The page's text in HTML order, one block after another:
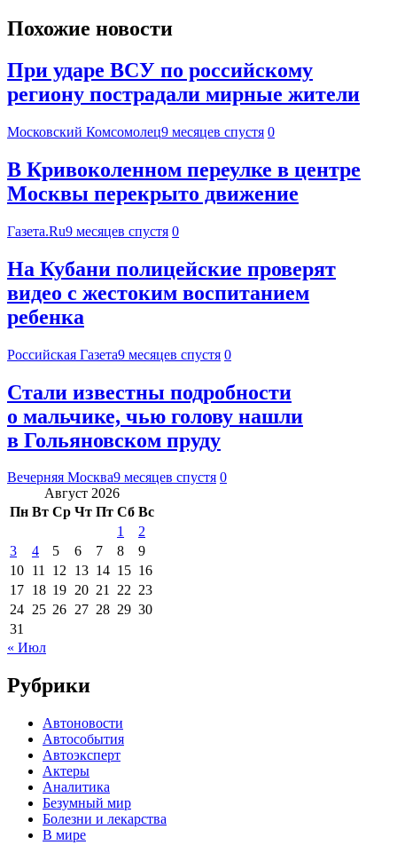
Похожие новости
При ударе ВСУ по российскому
региону пострадали мирные жители
Московский Комсомолец9 месяцев спустя 0
В Кривоколенном переулке в центре
Москвы перекрыто движение
Газета.Ru9 месяцев спустя 0
На Кубани полицейские проверят
видео с жестоким воспитанием
ребенка
Российская Газета9 месяцев спустя 0
Стали известны подробности
о мальчике, чью голову нашли
в Гольяновском пруду
Вечерняя Москва9 месяцев спустя 0
Август 2026
Пн Вт Ср Чт Пт Сб Вс
1
2
3
4 5 6 7 8
9
10 11 12 13 14 15 16
17 18 19 20 21 22 23
24 25 26 27 28 29 30
31
« Июл
Рубрики
Автоновости
Автособытия
Автоэксперт
Актеры
Аналитика
Безумный мир
Болезни и лекарства
В мире